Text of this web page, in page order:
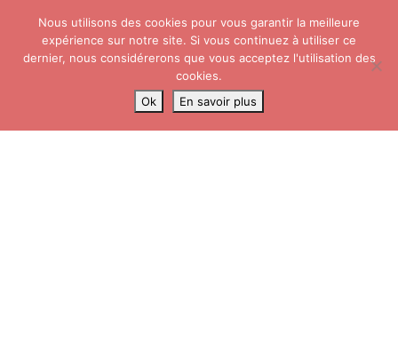
Skip to content
Search
Récente découverte de photos de fantômes…
Nous utilisons des cookies pour vous garantir la meilleure
expérience sur notre site. Si vous continuez à utiliser ce
dernier, nous considérerons que vous acceptez l'utilisation des
cookies.
Ok
En savoir plus